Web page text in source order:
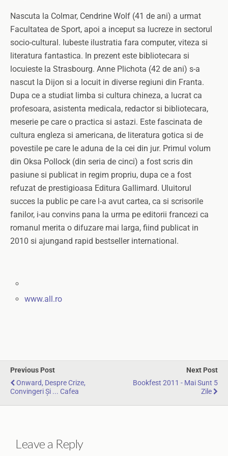
Nascuta la Colmar, Cendrine Wolf (41 de ani) a urmat
Facultatea de Sport, apoi a inceput sa lucreze in sectorul
socio-cultural. Iubeste ilustratia fara computer, viteza si
literatura fantastica. In prezent este bibliotecara si
locuieste la Strasbourg. Anne Plichota (42 de ani) s-a
nascut la Dijon si a locuit in diverse regiuni din Franta.
Dupa ce a studiat limba si cultura chineza, a lucrat ca
profesoara, asistenta medicala, redactor si bibliotecara,
meserie pe care o practica si astazi. Este fascinata de
cultura engleza si americana, de literatura gotica si de
povestile pe care le aduna de la cei din jur. Primul volum
din Oksa Pollock (din seria de cinci) a fost scris din
pasiune si publicat in regim propriu, dupa ce a fost
refuzat de prestigioasa Editura Gallimard. Uluitorul
succes la public pe care l-a avut cartea, ca si scrisorile
fanilor, i-au convins pana la urma pe editorii francezi ca
romanul merita o difuzare mai larga, fiind publicat in
2010 si ajungand rapid bestseller international.
www.all.ro
Previous Post
Onward, Despre Crize,
Convingeri Și ... Cafea
Next Post
Bookfest 2011 - Mai Sunt 5
Zile
Leave a Reply